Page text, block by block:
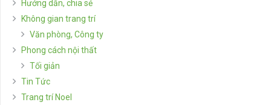
Hướng dẫn, chia sẻ
Không gian trang trí
Văn phòng, Công ty
Phong cách nội thất
Tối giản
Tin Tức
Trang trí Noel